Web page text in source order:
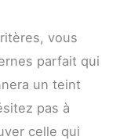
vous
parfait qui
un teint
pas à
celle qui